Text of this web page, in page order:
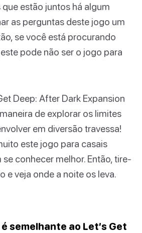
estão juntos há algum
as perguntas deste jogo um
se você está procurando
pode não ser o jogo para
Deep: After Dark Expansion
de explorar os limites
em diversão travessa!
este jogo para casais
conhecer melhor. Então, tire-
e veja onde a noite os leva.
semelhante ao Let’s Get